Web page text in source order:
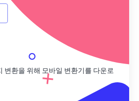
변환을 위해 모바일 변환기를 다운로